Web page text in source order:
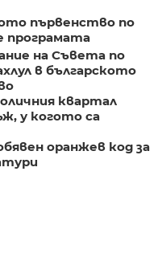
първенство по
програмата
на Съвета по
в българското
квартал
у когото са
оранжев код за